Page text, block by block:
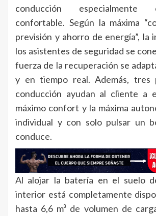
conducción
confortable. Según la máxima
previsión y ahorro de energía”, la
los asistentes de seguridad se
fuerza de la recuperación se
y en tiempo real. Además, tres
conducción ayudan al cliente a
máximo confort y la máxima
individual y con solo pulsar un
conduce.
Al alojar la batería en el suelo
interior está completamente
hasta 6,6 m³ de volumen de